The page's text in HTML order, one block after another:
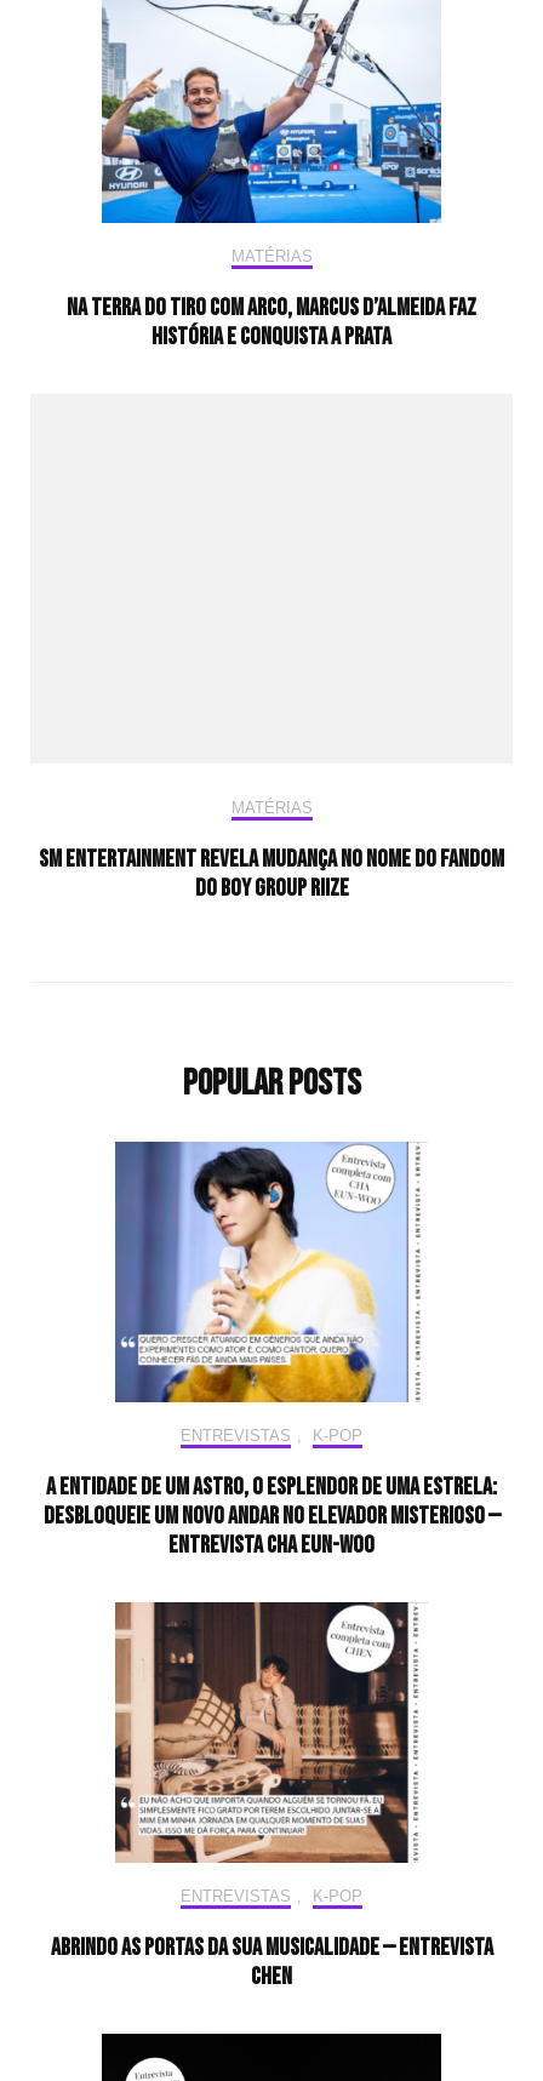
MATÉRIAS
Na terra do Tiro com Arco, Marcus D’Almeida faz
história e conquista a prata
MATÉRIAS
SM Entertainment revela mudança no nome do fandom
do boy group RIIZE
Popular Posts
ENTREVISTAS , K-POP
A entidade de um astro, o esplendor de uma estrela:
desbloqueie um novo andar no elevador misterioso —
Entrevista CHA EUN-WOO
ENTREVISTAS , K-POP
Abrindo as portas da sua musicalidade — Entrevista
CHEN